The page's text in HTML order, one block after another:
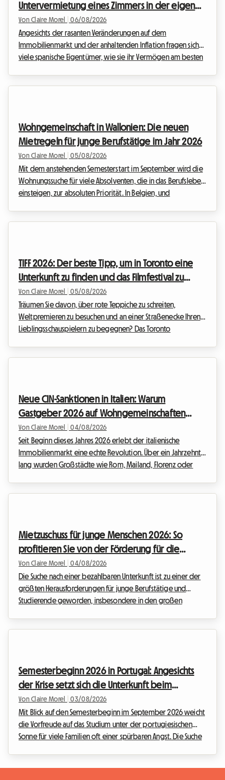
Untervermietung eines Zimmers in der eigenen
Wohnung zur bevorzugten Option für
Gastgeber in Spanien wird
Von Claire Morel 06/08/2026
Angesichts der rasanten Veränderungen auf dem
Immobilienmarkt und der anhaltenden Inflation fragen sich
viele spanische Eigentümer, wie sie ihr Vermögen am besten
ganzer Unterkünfte hin zur Vermietung von Einzelzimmern.
Ab...
Wohngemeinschaft in Wallonien: Die neuen
Mietregeln für junge Berufstätige im Jahr 2026
Von Claire Morel 05/08/2026
Mit dem anstehenden Semesterstart im September wird die
Wohnungssuche für viele Absolventen, die in das Berufsleben
einsteigen, zur absoluten Priorität. In Belgien, und
Bei Roomlala wissen wir, dass das Zusammenziehen mit
anderen ma...
TIFF 2026: Der beste Tipp, um in Toronto eine
Unterkunft zu finden und das Filmfestival zu
erleben, ohne ein Vermögen auszugeben
Von Claire Morel 05/08/2026
Träumen Sie davon, über rote Teppiche zu schreiten,
Weltpremieren zu besuchen und an einer Straßenecke Ihren
Lieblingsschauspielern zu begegnen? Das Toronto
komfortable Bleibe zu finden, ohne das...
Neue CIN-Sanktionen in Italien: Warum
Gastgeber 2026 auf Wohngemeinschaften
setzen
Von Claire Morel 04/08/2026
Seit Beginn dieses Jahres 2026 erlebt der italienische
Immobilienmarkt eine echte Revolution. Über ein Jahrzehnt
lang wurden Großstädte wie Rom, Mailand, Florenz oder
drastischer neuer Vorschriften wirbelt die Gewohnheiten
von...
Mietzuschuss für junge Menschen 2026: So
profitieren Sie von der Förderung für die
Anmietung eines Zimmers in Spanien
Von Claire Morel 04/08/2026
Die Suche nach einer bezahlbaren Unterkunft ist zu einer der
größten Herausforderungen für junge Berufstätige und
Studierende geworden, insbesondere in den großen
Jahres: die Fortführung einer entscheidenden staatlichen
Unterstützung. B...
Semesterbeginn 2026 in Portugal: Angesichts
der Krise setzt sich die Unterkunft beim
Gastgeber durch
Von Claire Morel 03/08/2026
Mit Blick auf den Semesterbeginn im September 2026 weicht
die Vorfreude auf das Studium unter der portugiesischen
Sonne für viele Familien oft einer spürbaren Angst. Die Suche